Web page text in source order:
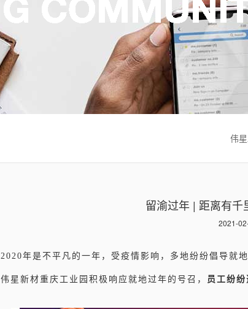
伟
留渝过年 | 距离有千
2021-
2020年是不平凡的一年，受疫情影响，多地纷纷倡导就
伟星新材重庆工业园积极响应就地过年的号召， 员工纷